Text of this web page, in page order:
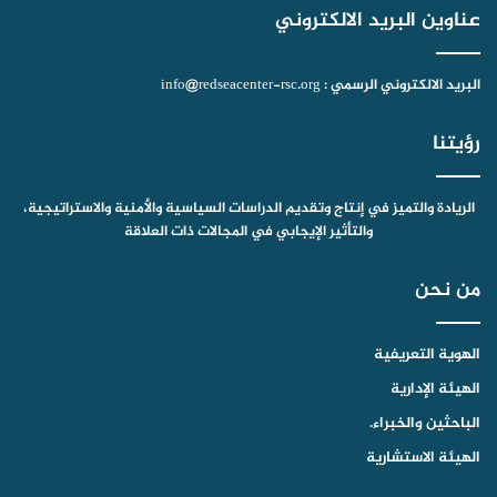
e
م
عناوين البريد الالكتروني
البريد الالكتروني الرسمي : info@redseacenter-rsc.org
رؤيتنا
الريادة والتميز في إنتاج وتقديم الدراسات السياسية والأمنية والاستراتيجية،
والتأثير الإيجابي في المجالات ذات العلاقة
من نحن
الهوية التعريفية
الهيئة الإدارية
الباحثين والخبراء.
الهيئة الاستشارية